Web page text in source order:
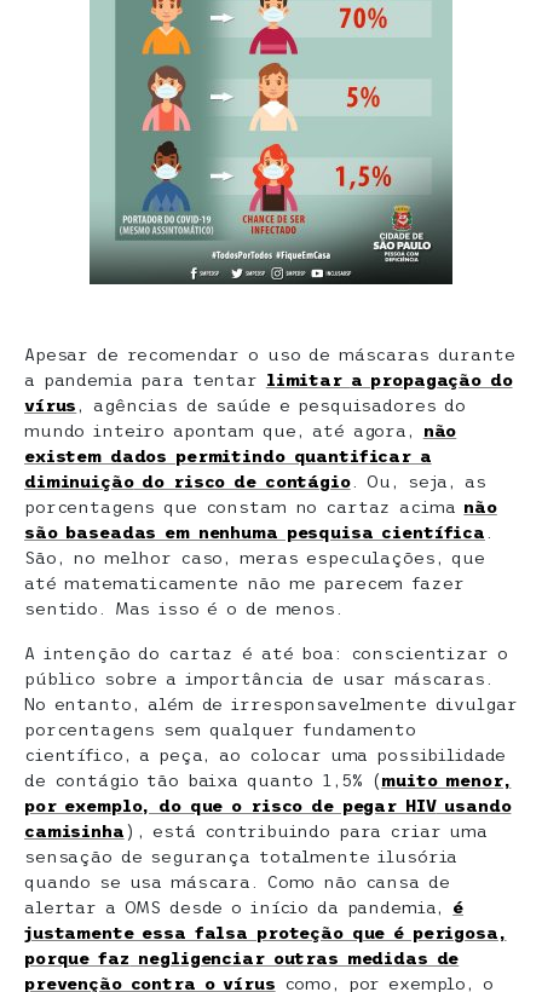
Apesar de recomendar o uso de máscaras durante
a pandemia para tentar limitar a propagação do
vírus , agências de saúde e pesquisadores do
mundo inteiro apontam que, até agora, não
existem dados permitindo quantificar a
diminuiçãodo risco de contágio. Ou, seja, as
porcentagens que constam no cartaz acima não
são baseadas em nenhuma pesquisa científica
São, no melhor caso, meras especulações, que
até matematicamente não me parecem fazer
sentido. Mas isso é o de menos.
A intenção do cartaz é até boa: conscientizar o
público sobre a importância de usar máscaras.
No entanto, além de irresponsavelmente divulgar
porcentagens sem qualquer fundamento
científico, a peça, ao colocar uma possibilidade
de contágio tão baixa quanto 1,5% (muito menor,
por exemplo, do que o risco de pegar HIVusando
camisinha), está contribuindo para criar uma
sensação de segurança totalmente ilusória
quando se usa máscara. Como não cansa de
alertar a OMS desde o início da pandemia, é
justamente essa falsa proteção que é perigosa,
porque faz negligenciar outras medidas de
prevenção contra o vírus como, por exemplo, o